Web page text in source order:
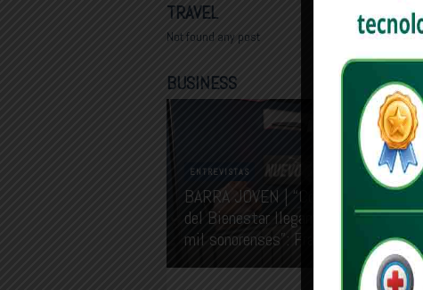
TRAVEL
Not found any post
BUSINESS
ENTREVISTAS
BARRA JOVEN | “Con 438 Tiendas
del Bienestar llegamos a más de
mil sonorenses”: Francisco Blancas